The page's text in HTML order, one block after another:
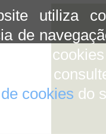
utiliza
de
uso de
cookies do